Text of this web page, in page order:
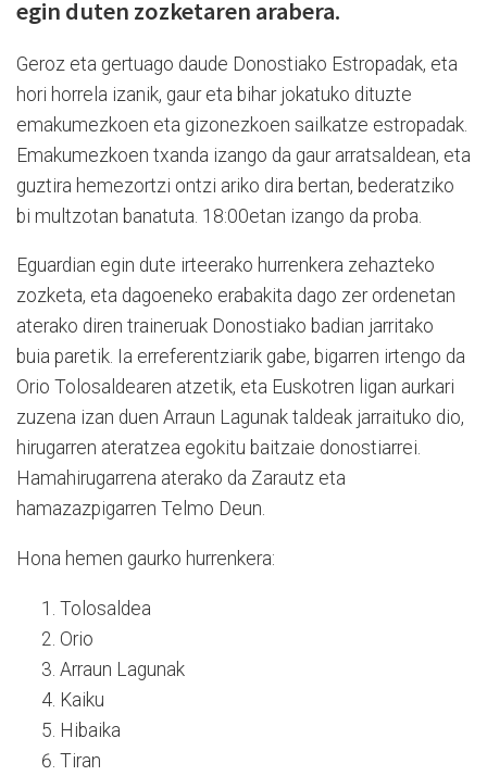
egin duten zozketaren arabera.
Geroz eta gertuago daude Donostiako Estropadak, eta
hori horrela izanik, gaur eta bihar jokatuko dituzte
emakumezkoen eta gizonezkoen sailkatze estropadak.
Emakumezkoen txanda izango da gaur arratsaldean, eta
guztira hemezortzi ontzi ariko dira bertan, bederatziko
bi multzotan banatuta. 18:00etan izango da proba.
Eguardian egin dute irteerako hurrenkera zehazteko
zozketa, eta dagoeneko erabakita dago zer ordenetan
aterako diren traineruak Donostiako badian jarritako
buia paretik. Ia erreferentziarik gabe, bigarren irtengo da
Orio Tolosaldearen atzetik, eta Euskotren ligan aurkari
zuzena izan duen Arraun Lagunak taldeak jarraituko dio,
hirugarren ateratzea egokitu baitzaie donostiarrei.
Hamahirugarrena aterako da Zarautz eta
hamazazpigarren Telmo Deun.
Hona hemen gaurko hurrenkera:
Tolosaldea
Orio
Arraun Lagunak
Kaiku
Hibaika
Tiran